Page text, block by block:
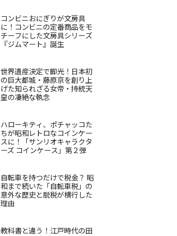
コンビニおにぎりが文房具
に！コンビニの定番商品をモ
チーフにした文房具シリーズ
『ジムマート』誕生
世界遺産決定で脚光！日本初
の巨大都城・藤原京を創り上
げた知られざる女帝・持統天
皇の凄絶な執念
ハローキティ、ポチャッコた
ちが昭和レトロなコインケー
スに！「サンリオキャラクタ
ーズ コインケース」第２弾
自転車を持つだけで税金？ 昭
和まで続いた「自転車税」の
意外な歴史と脱税が横行した
理由
教科書と違う！江戸時代の田